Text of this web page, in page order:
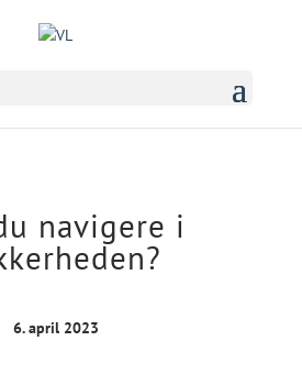
navigere i
6. april 2023